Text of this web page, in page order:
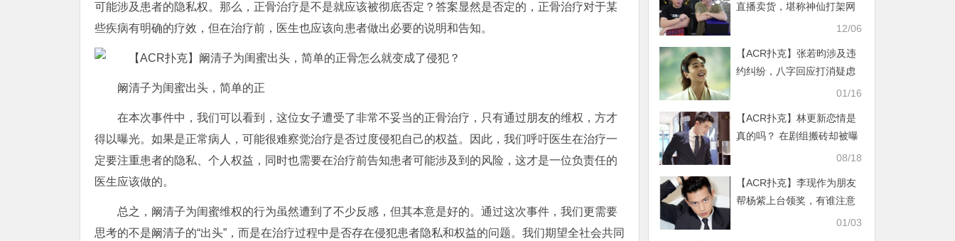
可能涉及患者的隐私权。那么，正骨治疗是不是就应该被彻底否定？答案显然是否定的，正骨治疗对于某
些疾病有明确的疗效，但在治疗前，医生也应该向患者做出必要的说明和告知。
阚清子为闺蜜出头，简单的正
在本次事件中，我们可以看到，这位女子遭受了非常不妥当的正骨治疗，只有通过朋友的维权，方才
得以曝光。如果是正常病人，可能很难察觉治疗是否过度侵犯自己的权益。因此，我们呼吁医生在治疗一
定要注重患者的隐私、个人权益，同时也需要在治疗前告知患者可能涉及到的风险，这才是一位负责任的
医生应该做的。
总之，阚清子为闺蜜维权的行为虽然遭到了不少反感，但其本意是好的。通过这次事件，我们更需要
思考的不是阚清子的“出头”，而是在治疗过程中是否存在侵犯患者隐私和权益的问题。我们期望全社会共同
直播卖货，堪称神仙打架网
12/06
【ACR扑克】张若昀涉及违
约纠纷，八字回应打消疑虑
01/16
【ACR扑克】林更新恋情是
真的吗？ 在剧组搬砖却被曝
08/18
【ACR扑克】李现作为朋友
帮杨紫上台领奖，有谁注意
01/03